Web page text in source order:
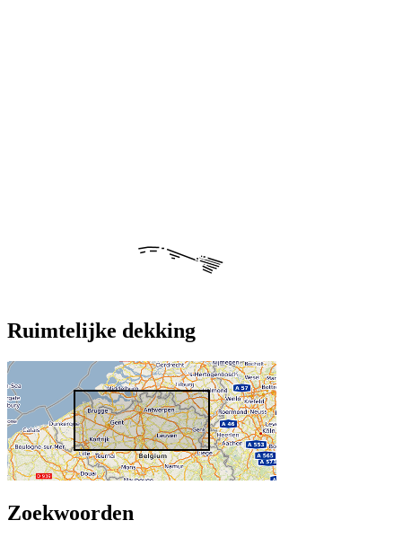
Ruimtelijke dekking
Zoekwoorden